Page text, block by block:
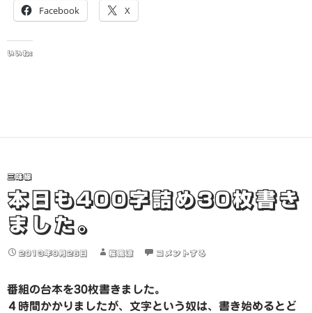
Facebook X
いいね:
三味線
本日も400字詰め30枚書き
ました。
2013年9月26日 桜風涼 コメントする
番組の台本を30枚書きました。
４時間かかりましたが、文字という奴は、書き始めるとど